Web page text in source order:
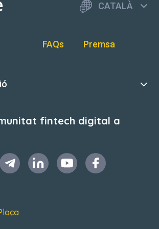
CATALÀ
FAQs Premsa
fintech digital a